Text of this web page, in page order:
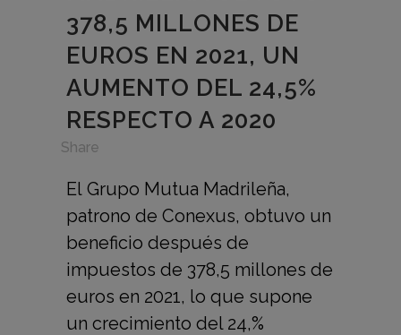
378,5 MILLONES DE
EUROS EN 2021, UN
AUMENTO DEL 24,5%
RESPECTO A 2020
Share
El Grupo Mutua Madrileña,
patrono de Conexus, obtuvo un
beneficio después de
impuestos de 378,5 millones de
euros en 2021, lo que supone
un crecimiento del 24,%